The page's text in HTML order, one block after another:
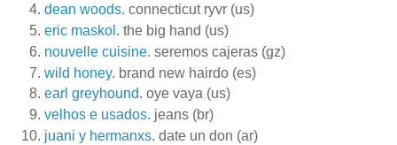
dean woods. connecticut ryvr (us)
eric maskol . the big hand (us)
nouvelle cuisine. seremos cajeras (gz)
wild honey. brand new hairdo (es)
earl greyhound. oye vaya (us)
velhos e usados. jeans (br)
juani y hermanxs. date un don (ar)